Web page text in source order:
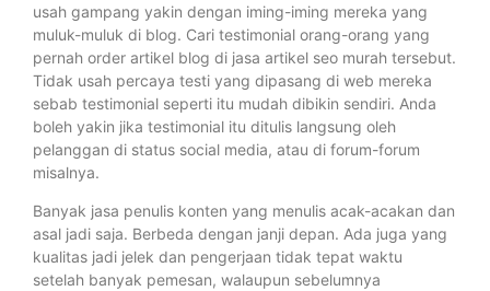
usah gampang yakin dengan iming-iming mereka yang
muluk-muluk di blog. Cari testimonial orang-orang yang
pernah order artikel blog di jasa artikel seo murah tersebut.
Tidak usah percaya testi yang dipasang di web mereka
sebab testimonial seperti itu mudah dibikin sendiri. Anda
boleh yakin jika testimonial itu ditulis langsung oleh
pelanggan di status social media, atau di forum-forum
misalnya.
Banyak jasa penulis konten yang menulis acak-acakan dan
asal jadi saja. Berbeda dengan janji depan. Ada juga yang
kualitas jadi jelek dan pengerjaan tidak tepat waktu
setelah banyak pemesan, walaupun sebelumnya